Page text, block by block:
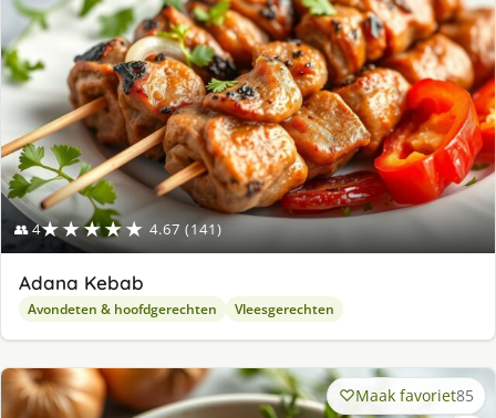
👥 4★★★★★ 4.67 (141)
Adana Kebab
Avondeten & hoofdgerechten Vleesgerechten
Maak favoriet85